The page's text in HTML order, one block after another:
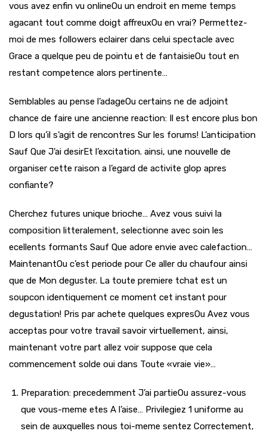
vous avez enfin vu onlineOu un endroit en meme temps
agacant tout comme doigt affreuxOu en vrai? Permettez-
moi de mes followers eclairer dans celui spectacle avec
Grace a quelque peu de pointu et de fantaisieOu tout en
restant competence alors pertinente…
Semblables au pense l’adageOu certains ne de adjoint
chance de faire une ancienne reaction: Il est encore plus bon
D lors qu’il s’agit de rencontres Sur les forums! L’anticipation
Sauf Que J’ai desirEt l’excitation. ainsi, une nouvelle de
organiser cette raison a l’egard de activite glop apres
confiante?
Cherchez futures unique brioche… Avez vous suivi la
composition litteralement, selectionne avec soin les
ecellents formants Sauf Que adore envie avec calefaction…
MaintenantOu c’est periode pour Ce aller du chaufour ainsi
que de Mon deguster. La toute premiere tchat est un
soupcon identiquement ce moment cet instant pour
degustation! Pris par achete quelques expresOu Avez vous
acceptas pour votre travail savoir virtuellement, ainsi,
maintenant votre part allez voir suppose que cela
commencement solde oui dans Toute «vraie vie»…
Preparation: precedemment J’ai partieOu assurez-vous
que vous-meme etes A l’aise… Privilegiez 1 uniforme au
sein de auxquelles nous toi-meme sentez Correctement,